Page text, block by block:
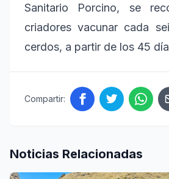
Sanitario Porcino, se
criadores vacunar cada
cerdos, a partir de los 45
Compartir:
Noticias Relacionadas